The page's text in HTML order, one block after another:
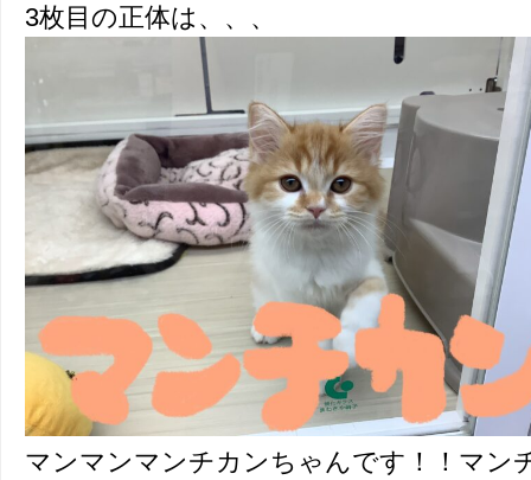
3枚目の正体は、、、
マンマンマンチカンちゃんです！！マン